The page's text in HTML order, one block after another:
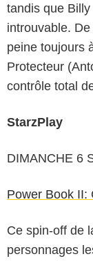
tandis que
introuvable.
peine toujours
Protecteur
contrôle total
StarzPlay
DIMANCHE 6
Power Book II:
Ce spin-off de
personnages